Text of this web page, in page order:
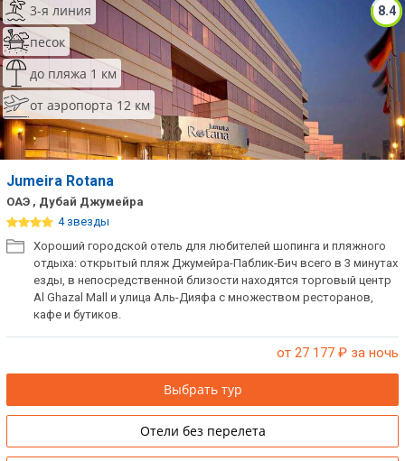
8.4
3-я линия
песок
до пляжа 1 км
от аэропорта 12 км
Jumeira Rotana
ОАЭ , Дубай Джумейра
4 звезды
Хороший городской отель для любителей шопинга и пляжного
отдыха: открытый пляж Джумейра-Паблик-Бич всего в 3 минутах
езды, в непосредственной близости находятся торговый центр
Al Ghazal Mall и улица Аль-Дияфа с множеством ресторанов,
кафе и бутиков.
от 27 177 ₽ за ночь
Выбрать тур
Отели без перелета